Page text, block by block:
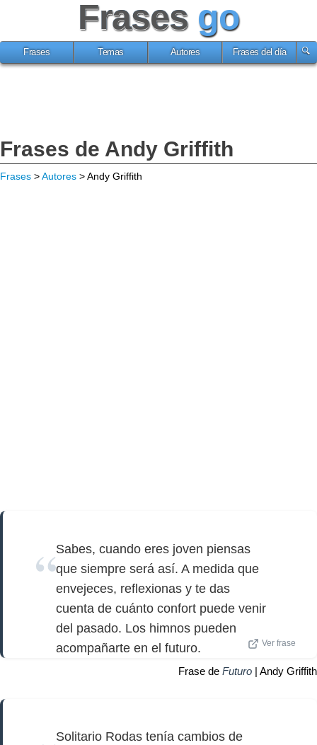
Frases go
Frases Temas Autores Frases del día
Frases de Andy Griffith
Frases >Autores > Andy Griffith
Sabes, cuando eres joven piensas
que siempre será así. A medida que
envejeces, reflexionas y te das
cuenta de cuánto confort puede venir
del pasado. Los himnos pueden
acompañarte en el futuro.
Ver frase
Frase de Futuro | Andy Griffith
Solitario Rodas tenía cambios de